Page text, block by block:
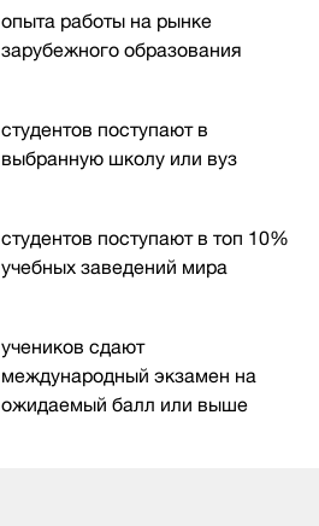
опыта работы на рынке
зарубежного образования
студентов поступают в
выбранную школу или вуз
студентов поступают в топ 10%
учебных заведений мира
учеников сдают
международный экзамен на
ожидаемый балл или выше